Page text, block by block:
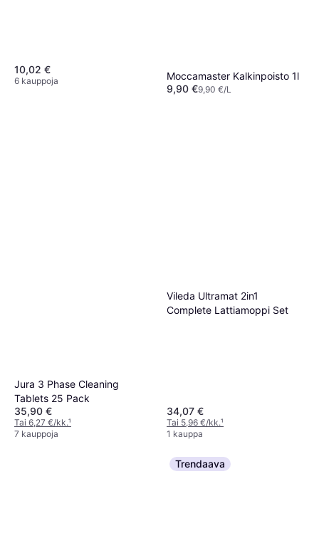
10,02 €
6 kauppoja
Moccamaster Kalkinpoisto 1l
9,90 €9,90 €/L
Jura 3 Phase Cleaning
Tablets 25 Pack
35,90 €
Tai 6,27 €/kk.¹
7 kauppoja
Vileda Ultramat 2in1
Complete Lattiamoppi Set
34,07 €
Tai 5,96 €/kk.¹
1 kauppa
Trendaava